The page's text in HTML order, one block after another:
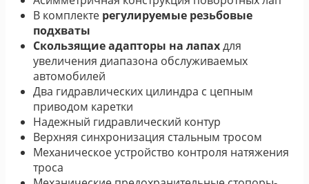
В комплекте регулируемые резьбовые
подхваты
Скользящие адапторы на лапахдля
увеличения диапазона обслуживаемых
автомобилей
Два гидравлических цилиндра с цепным
приводом каретки
Надежный гидравлический контур
Верхняя синхронизация стальным тросом
Механическое устройство контроля натяжения
троса